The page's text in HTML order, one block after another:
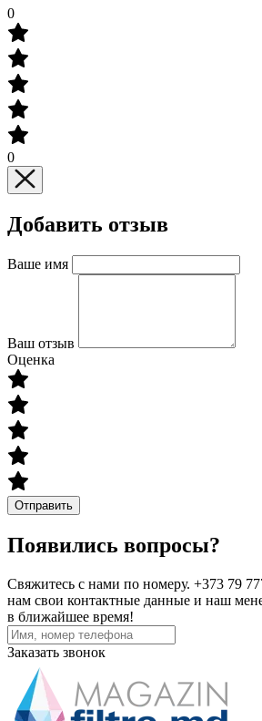
0
0
Добавить отзыв
Ваше имя
Ваш отзыв
Оценка
Отправить
Появились вопросы?
Свяжитесь с нами по номеру. +373 79
нам свои контактные данные и наш
в ближайшее время!
Заказать звонок